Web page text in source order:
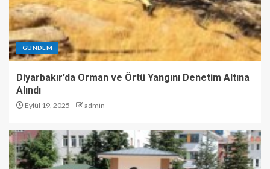
GÜNDEM
Diyarbakır’da Orman ve Örtü Yangını Denetim Altına
Alındı
Eylül 19, 2025 admin